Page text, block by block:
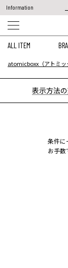
Information
税
ALL ITEM
atomicboxx（アトミッ
表示方法
条件に
お手数